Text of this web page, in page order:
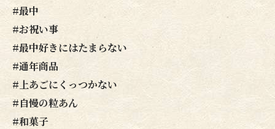
#最中
#お祝い事
#最中好きにはたまらない
#通年商品
#上あごにくっつかない
#自慢の粒あん
#和菓子